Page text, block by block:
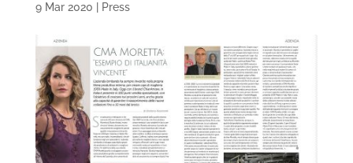
9 Mar 2020 Press